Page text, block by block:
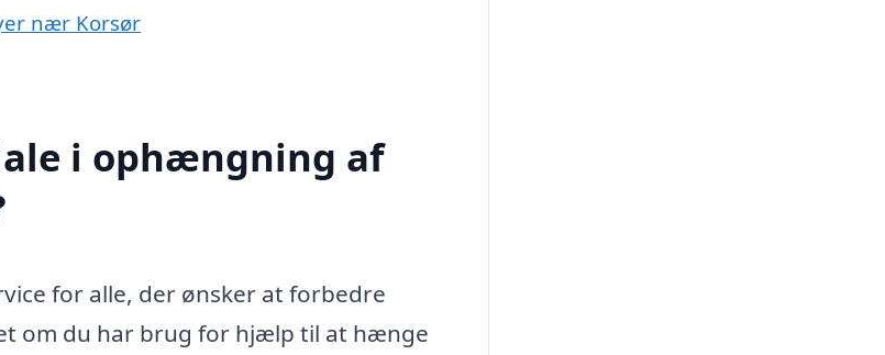
nær Korsør
i ophængning af
for alle, der ønsker at forbedre
om du har brug for hjælp til at hænge